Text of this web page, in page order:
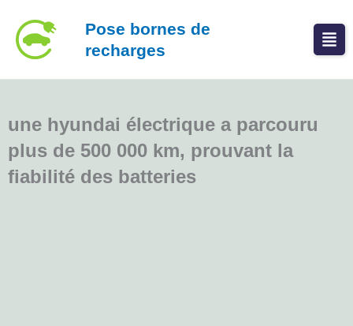
contenu
Pose bornes de
recharges
une hyundai électrique a parcouru
plus de 500 000 km, prouvant la
fiabilité des batteries